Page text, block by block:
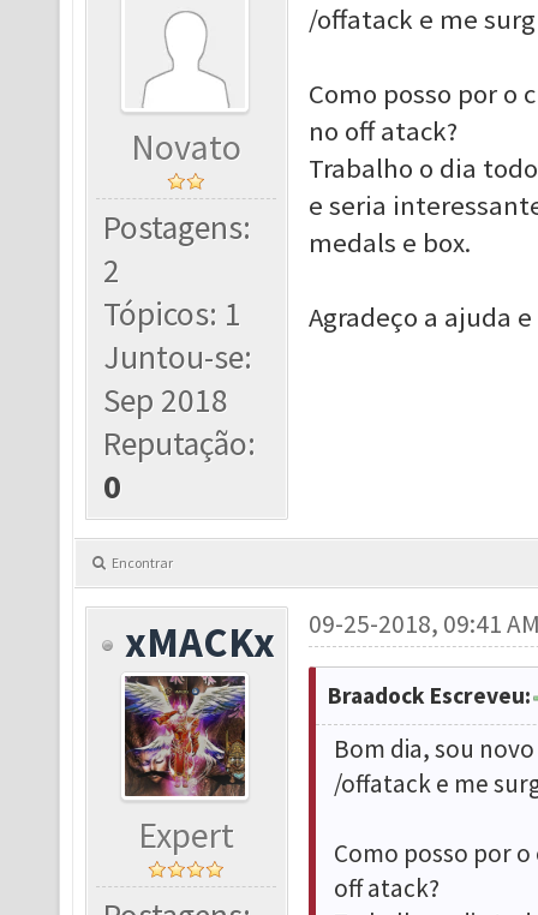
Novato
Postagens:
2
Tópicos: 1
Juntou-se:
Sep 2018
Reputação:
0
/offatack e me
Como posso por o
no off atack?
Trabalho o dia
e seria
medals e box.
Agradeço a ajuda
Encontrar
xMACKx
Expert
09-25-2018, 09:41
Braadock Escreveu:
Bom dia, sou
/offatack e me
Como posso por
off atack?